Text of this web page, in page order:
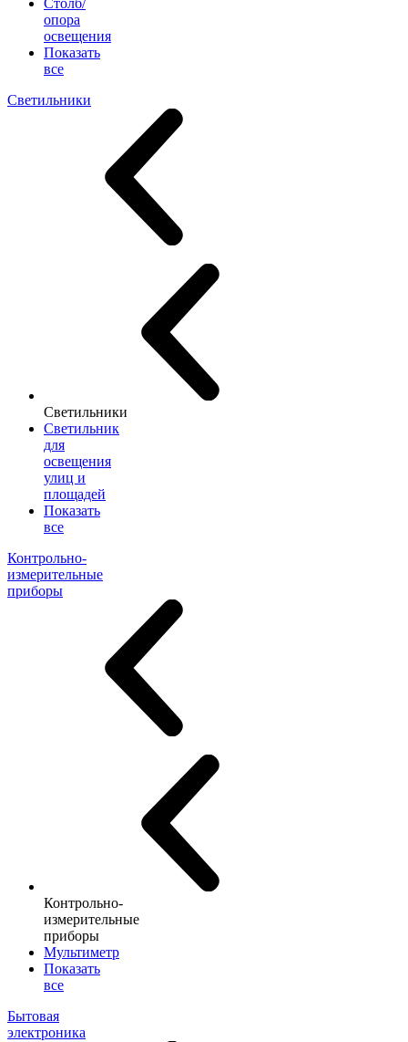
Столб/
опора
освещения
Показать
все
Светильники
Светильники
Светильник
для
освещения
улиц и
площадей
Показать
все
Контрольно-
измерительные
приборы
Контрольно-
измерительные
приборы
Мультиметр
Показать
все
Бытовая
электроника